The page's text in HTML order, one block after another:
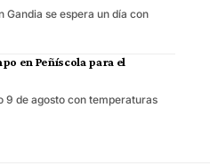
Gandia se espera un día con
en Peñíscola para el
9 de agosto con temperaturas